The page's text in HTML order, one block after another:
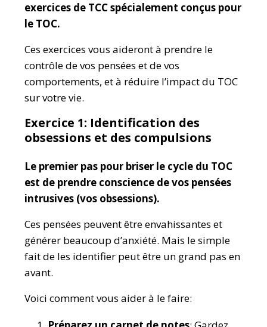
exercices de TCC spécialement conçus pour
le TOC.
Ces exercices vous aideront à prendre le
contrôle de vos pensées et de vos
comportements, et à réduire l’impact du TOC
sur votre vie.
Exercice 1: Identification des
obsessions et des compulsions
Le premier pas pour briser le cycle du TOC
est de prendre conscience de vos pensées
intrusives (vos obsessions).
Ces pensées peuvent être envahissantes et
générer beaucoup d’anxiété. Mais le simple
fait de les identifier peut être un grand pas en
avant.
Voici comment vous aider à le faire: